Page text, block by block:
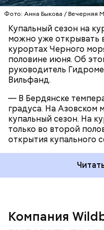
Фото: Анна Быкова / Вечерняя
Купальный сезон на
можно уже открывать
курортах Черного
половине июня. Об
руководитель
Вильфанд.
— В Бердянске
градуса. На Азовском
купальный сезон. На
только во второй
открытия купального
Компания
6 августа статс-
для пострадавших от
Украины продавцов